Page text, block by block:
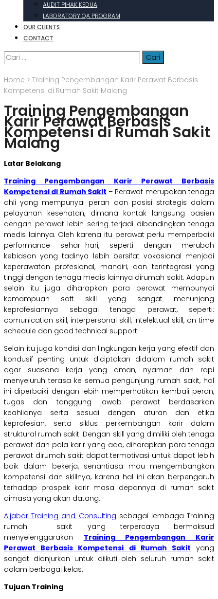
AUDIT PIHAK KEDUA
LABORATORY QA PROGRAM
OUR CLIENTS
CONTACT
Cari
untuk:
Home > Training Pengembangan Karir Perawat Berbasis
Kompetensi di Rumah Sakit Malang
Training Pengembangan
Karir Perawat Berbasis
Kompetensi di Rumah Sakit
Malang
Latar Belakang
Training Pengembangan Karir Perawat Berbasis
Kompetensi di Rumah Sakit – Perawat merupakan tenaga
ahli yang mempunyai peran dan posisi strategis dalam
pelayanan kesehatan, dimana kontak langsung pasien
dengan perawat lebih sering terjadi dibandingkan tenaga
medis lainnya. Oleh karena itu perawat perlu memperbaiki
performance sehari-hari, seperti dengan merubah
kebiasan yang tadinya lebih bersifat vokasional menjadi
keperawatan profesional, mandiri, dan terintegrasi yang
tinggi dengan tenaga medis lainnya dirumah sakit. Adapun
selain itu juga diharapkan para perawat mempunyai
kemampuan soft skill yang sangat menunjang
keprofesiannya sebagai tenaga perawat, seperti:
comunication skill, interpersonal skill, intelektual skill, on time
schedule dan good technical support.
Selain itu juga kondisi dan lingkungan kerja yang efektif dan
kondusif penting untuk diciptakan didalam rumah sakit
agar suasana kerja yang aman, nyaman dan rapi
menyeluruh terasa ke semua pengunjung rumah sakit, hal
ini diperbaiki dengan lebih memperhatikan kembali peran,
tugas dan tanggung jawab perawat berdasarkan
keahlianya serta sesuai dengan aturan dan etika
keprofesian, serta siklus perkembangan karir dalam
struktural rumah sakit. Dengan skill yang dimiliki oleh tenaga
perawat dan pola karir yang ada, diharapkan para tenaga
perawat dirumah sakit dapat termotivasi untuk dapat lebih
baik dalam bekerja, senantiasa mau mengembangkan
kompetensi dan skillnya, karena hal ini akan berpengaruh
terhadap prospek karir masa depannya di rumah sakit
dimasa yang akan datang.
Aljabar Training and Consulting sebagai lembaga Training
rumah sakit yang terpercaya bermaksud
menyelenggarakan Training Pengembangan Karir
Perawat Berbasis Kompetensi di Rumah Sakit yang
sangat dianjurkan untuk diikuti oleh seluruh rumah sakit
dalam berbagai kelas.
Tujuan Training